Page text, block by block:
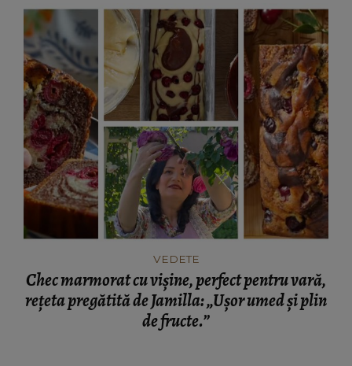
VEDETE
Chec marmorat cu vișine, perfect pentru vară,
rețeta pregătită de Jamilla: „Ușor umed și plin
de fructe.”